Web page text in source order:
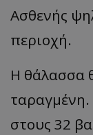
Ασθενής
περιοχή.
Η θάλασσα
ταραγμένη.
στους 32